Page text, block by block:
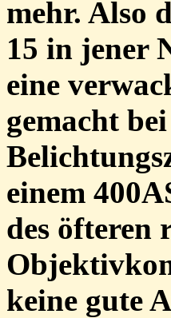
mehr. Also
15 in jener
eine
gemacht
einem
des öfteren
keine gute